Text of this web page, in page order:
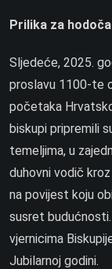
Prilika za
Sljedeće, 2025.
proslavu 1100-te
početaka
biskupi pripremili
temeljima, u
duhovni vodič
na povijest koju
susret
vjernicima
Jubilarnoj godini.